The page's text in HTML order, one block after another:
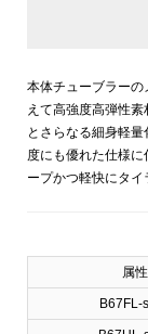
本体チューブラーの
えて高強度高弾性
とさらなる細身軽
度にも優れた仕様
ープかつ軽快にタイ
属性
B67FL-